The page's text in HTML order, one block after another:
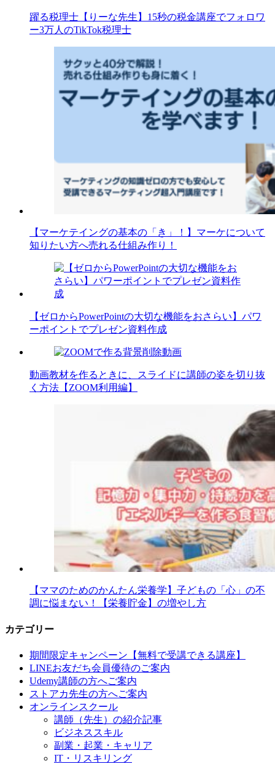
躍る税理士【りーな先生】15秒の税金講座でフォロワ
ー3万人のTikTok税理士
【マーケテイングの基本の「き」！】マーケについて
知りたい方へ売れる仕組み作り！
【ゼロからPowerPointの大切な機能をおさらい】パワ
ーポイントでプレゼン資料作成
動画教材を作るときに、スライドに講師の姿を切り抜
く方法【ZOOM利用編】
【ママのためのかんたん栄養学】子どもの「心」の不
調に悩まない！【栄養貯金】の増やし方
カテゴリー
期間限定キャンペーン【無料で受講できる講座】
LINEお友だち会員優待のご案内
Udemy講師の方へご案内
ストアカ先生の方へご案内
オンラインスクール
講師（先生）の紹介記事
ビジネススキル
副業・起業・キャリア
IT・リスキリング